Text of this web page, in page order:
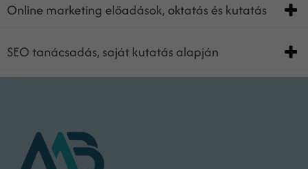
Online marketing előadások, oktatás és kutatás
SEO tanácsadás, saját kutatás alapján